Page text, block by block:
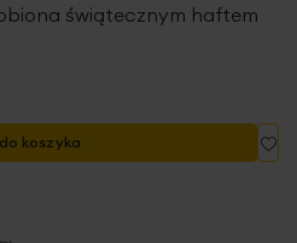
świątecznym haftem
koszyka